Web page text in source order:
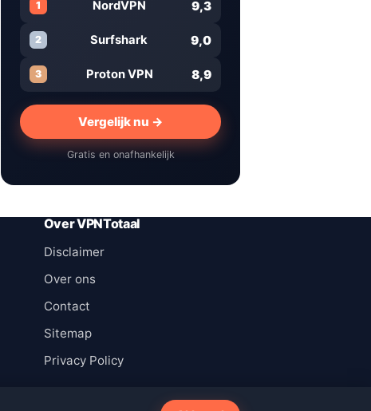
1 NordVPN 9,3
2 Surfshark 9,0
3 Proton VPN 8,9
Vergelijk nu →
Gratis en onafhankelijk
Over VPNTotaal
Disclaimer
Over ons
Contact
Sitemap
Privacy Policy